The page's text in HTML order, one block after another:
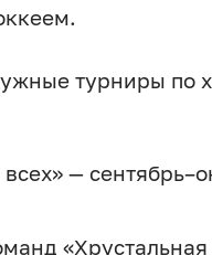
турниры по
—